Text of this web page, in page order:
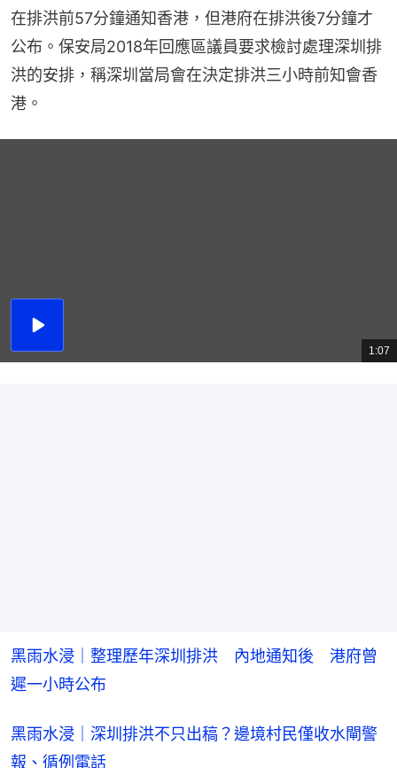
在排洪前57分鐘通知香港，但港府在排洪後7分鐘才
公布。保安局2018年回應區議員要求檢討處理深圳排
洪的安排，稱深圳當局會在決定排洪三小時前知會香
港。
播
總
共
1:07
黑雨水浸｜整理歷年深圳排洪　內地通知後　港府曾
遲一小時公布
黑雨水浸｜深圳排洪不只出稿？邊境村民僅收水閘警
報、循例電話